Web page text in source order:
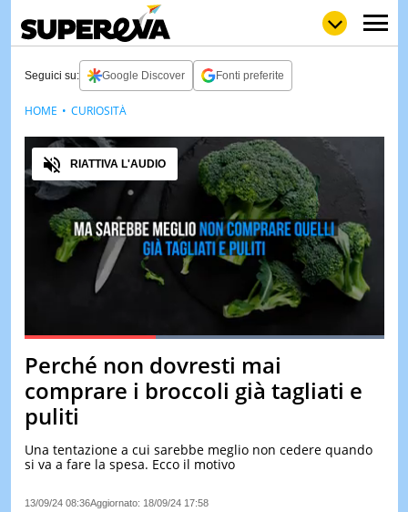
LOLGULP
LOVE
WOW
POP
NEWS
VIDEO
& TV
TEST
Seguici su: Google Discover Fonti preferite
PauseUnmute
Loaded:100.00%
Audio
RIATTIVA L'AUDIO
Perché non dovresti mai
comprare i broccoli già tagliati e
puliti
Una tentazione a cui sarebbe meglio non cedere quando
si va a fare la spesa. Ecco il motivo
13/09/24 08:36Aggiornato: 18/09/24 17:58
HOME CURIOSITÀ